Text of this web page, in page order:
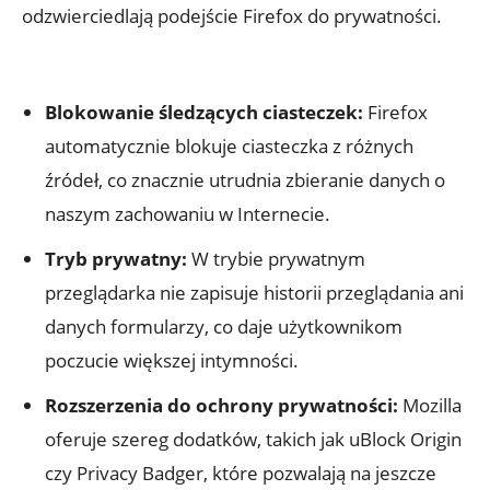
odzwierciedlają podejście Firefox ‌do prywatności.
Blokowanie śledzących ciasteczek: ​Firefox
‍automatycznie ⁣blokuje ‍ciasteczka z różnych
źródeł,​ co znacznie utrudnia zbieranie​ danych o ​
naszym zachowaniu w Internecie.
Tryb prywatny: W‌ trybie prywatnym
⁤przeglądarka nie zapisuje historii przeglądania⁢ ani​
danych⁢ formularzy, ​co daje użytkownikom
poczucie większej intymności.
Rozszerzenia do⁣ ochrony prywatności: Mozilla
oferuje szereg⁤ dodatków, ⁣takich⁣ jak uBlock Origin
czy Privacy Badger, które pozwalają na jeszcze